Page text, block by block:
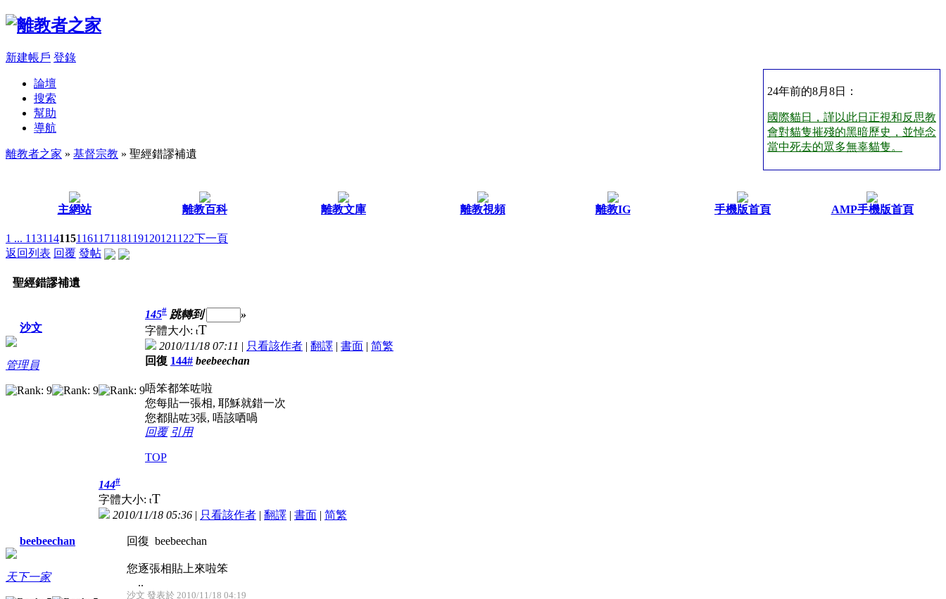
新建帳戶 登錄
24年前的8月8日：
國際貓日，謹以此日正視和反思教
會對貓隻摧殘的黑暗歷史，並悼念
當中死去的眾多無辜貓隻。
論壇
搜索
幫助
導航
離教者之家 » 基督宗教 » 聖經錯謬補遺
主網站 離教百科 離教文庫 離教視頻 離教IG 手機版首頁 AMP手機版首頁
1 ... 113114115116117118119120121 122下一頁
返回列表 回覆 發帖
聖經錯謬補遺
沙文
管理員
145# 跳轉到
»
字體大小: tT
2010/11/18 07:11 | 只看該作者 | 翻譯 | 書面 | 简繁
回復 144# beebeechan
唔笨都笨咗啦
您每貼一張相, 耶穌就錯一次
您都貼咗3張, 唔該哂喎
回覆 引用
TOP
beebeechan
天下一家
144#
字體大小: tT
2010/11/18 05:36 | 只看該作者 | 翻譯 | 書面 | 简繁
回復 beebeechan
您逐張相貼上來啦笨
..
沙文 發表於 2010/11/18 04:19